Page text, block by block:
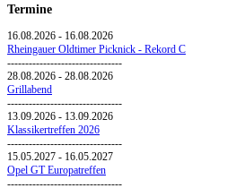
Termine
16.08.2026 - 16.08.2026
Rheingauer Oldtimer Picknick - Rekord C
--------------------------------
28.08.2026 - 28.08.2026
Grillabend
--------------------------------
13.09.2026 - 13.09.2026
Klassikertreffen 2026
--------------------------------
15.05.2027 - 16.05.2027
Opel GT Europatreffen
--------------------------------